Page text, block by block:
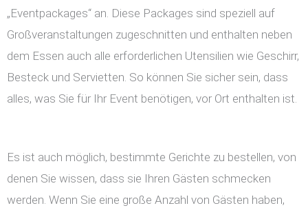
„Eventpackages“ an. Diese Packages sind speziell auf
Großveranstaltungen zugeschnitten und enthalten neben
dem Essen auch alle erforderlichen Utensilien wie Geschirr,
Besteck und Servietten. So können Sie sicher sein, dass
alles, was Sie für Ihr Event benötigen, vor Ort enthalten ist.
Es ist auch möglich, bestimmte Gerichte zu bestellen, von
denen Sie wissen, dass sie Ihren Gästen schmecken
werden. Wenn Sie eine große Anzahl von Gästen haben,